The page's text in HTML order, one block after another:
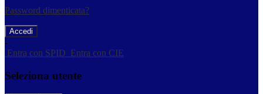
Password dimenticata?
-
Entra con SPID Entra con CIE
Seleziona utente